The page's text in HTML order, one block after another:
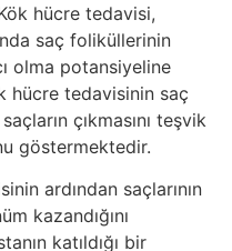
hücre tedavisi,
saç foliküllerinin
olma potansiyeline
hücre tedavisinin saç
çıkmasını teşvik
göstermektedir.
ardından saçlarının
kazandığını
katıldığı bir